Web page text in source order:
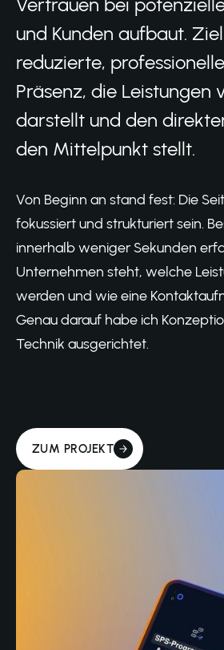
und Kunden aufbaut.
reduzierte,
Präsenz, die Leistungen
darstellt und den
den Mittelpunkt stellt.
Von Beginn an stand fest: Die
fokussiert und strukturiert sein.
innerhalb weniger Sekunden
Unternehmen steht, welche
werden und wie eine
Genau darauf habe ich
Technik ausgerichtet.
ZUM PROJEKT
MEHR